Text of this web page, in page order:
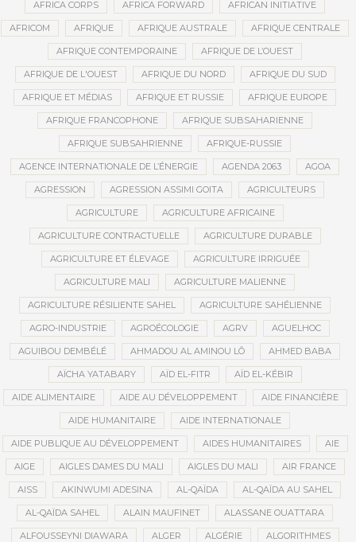
AFRICA CORPS AFRICA FORWARD AFRICAN INITIATIVE
AFRICOM AFRIQUE AFRIQUE AUSTRALE AFRIQUE CENTRALE
AFRIQUE CONTEMPORAINE AFRIQUE DE L’OUEST
AFRIQUE DE L'OUEST AFRIQUE DU NORD AFRIQUE DU SUD
AFRIQUE ET MÉDIAS AFRIQUE ET RUSSIE AFRIQUE EUROPE
AFRIQUE FRANCOPHONE AFRIQUE SUBSAHARIENNE
AFRIQUE SUBSAHRIENNE AFRIQUE-RUSSIE
AGENCE INTERNATIONALE DE L’ÉNERGIE AGENDA 2063 AGOA
AGRESSION AGRESSION ASSIMI GOITA AGRICULTEURS
AGRICULTURE AGRICULTURE AFRICAINE
AGRICULTURE CONTRACTUELLE AGRICULTURE DURABLE
AGRICULTURE ET ÉLEVAGE AGRICULTURE IRRIGUÉE
AGRICULTURE MALI AGRICULTURE MALIENNE
AGRICULTURE RÉSILIENTE SAHEL AGRICULTURE SAHÉLIENNE
AGRO-INDUSTRIE AGROÉCOLOGIE AGRV AGUELHOC
AGUIBOU DEMBÉLÉ AHMADOU AL AMINOU LÔ AHMED BABA
AÏCHA YATABARY AÏD EL-FITR AÏD EL-KÉBIR
AIDE ALIMENTAIRE AIDE AU DÉVELOPPEMENT AIDE FINANCIÈRE
AIDE HUMANITAIRE AIDE INTERNATIONALE
AIDE PUBLIQUE AU DÉVELOPPEMENT AIDES HUMANITAIRES AIE
AIGE AIGLES DAMES DU MALI AIGLES DU MALI AIR FRANCE
AISS AKINWUMI ADESINA AL-QAÏDA AL-QAÏDA AU SAHEL
AL-QAÏDA SAHEL ALAIN MAUFINET ALASSANE OUATTARA
ALFOUSSEYNI DIAWARA ALGER ALGÉRIE ALGORITHMES